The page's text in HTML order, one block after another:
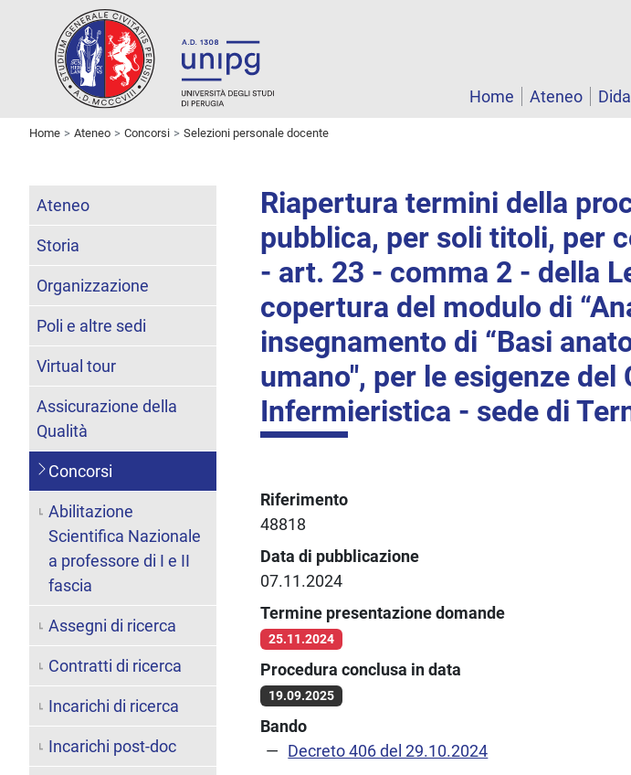
Home
Ateneo
Home Ateneo Concorsi Selezioni personale docente
Riapertura termini della
pubblica, per soli titoli, per
- art. 23 - comma 2 - della
copertura del modulo di
insegnamento di “Basi
umano", per le esigenze del
Infermieristica - sede di
Riferimento
48818
Data di pubblicazione
07.11.2024
Termine presentazione domande
25.11.2024
Procedura conclusa in data
19.09.2025
Bando
Decreto 406 del 29.10.2024
Ateneo
Storia
Organizzazione
Poli e altre sedi
Virtual tour
Assicurazione della
Qualità
Concorsi
Abilitazione
Scientifica Nazionale
a professore di I e II
fascia
Assegni di ricerca
Contratti di ricerca
Incarichi di ricerca
Incarichi post-doc